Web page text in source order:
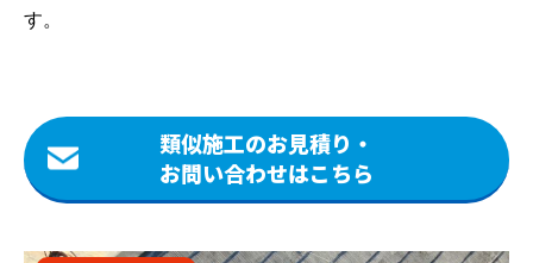
す。
類似施工のお見積り・
お問い合わせはこちら